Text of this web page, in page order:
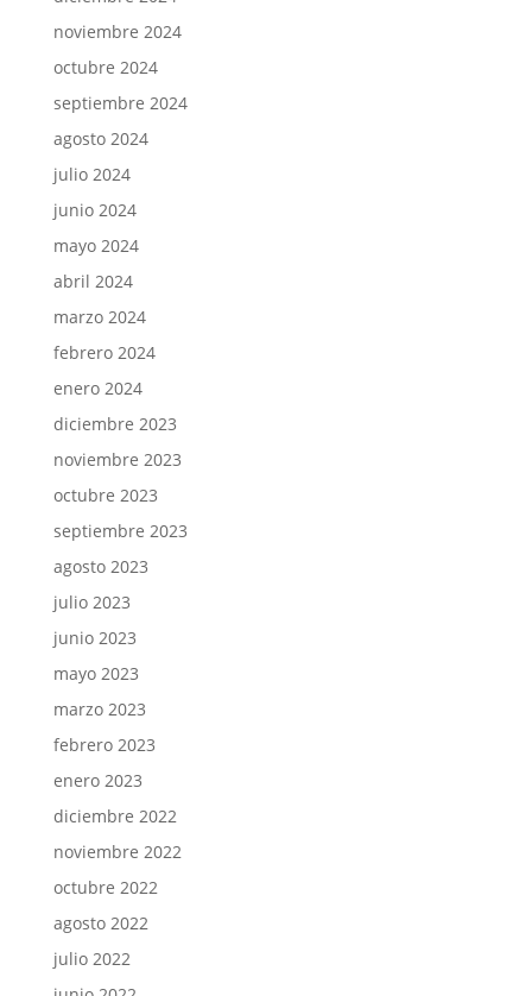
noviembre 2024
octubre 2024
septiembre 2024
agosto 2024
julio 2024
junio 2024
mayo 2024
abril 2024
marzo 2024
febrero 2024
enero 2024
diciembre 2023
noviembre 2023
octubre 2023
septiembre 2023
agosto 2023
julio 2023
junio 2023
mayo 2023
marzo 2023
febrero 2023
enero 2023
diciembre 2022
noviembre 2022
octubre 2022
agosto 2022
julio 2022